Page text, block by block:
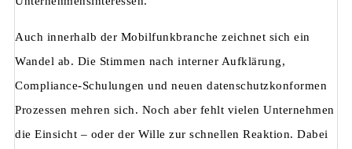
Auch innerhalb der Mobilfunkbranche zeichnet sich ein
Wandel ab. Die Stimmen nach interner Aufklärung,
Compliance-Schulungen und neuen datenschutzkonformen
Prozessen mehren sich. Noch aber fehlt vielen Unternehmen
die Einsicht – oder der Wille zur schnellen Reaktion. Dabei